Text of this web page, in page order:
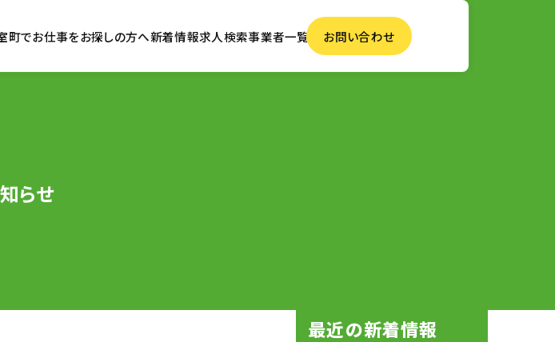
町でお仕事をお探しの方へ新着情報求人検索事業者一覧 お問い合わせ
らせ
最近の新着情報